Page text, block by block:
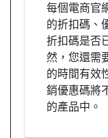
每個電商官
的折扣碼、
折扣碼是否
然，您還需
的時間有效
銷優惠碼將
的產品中。